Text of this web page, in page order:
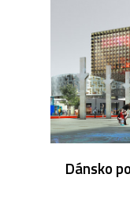
Dánsko